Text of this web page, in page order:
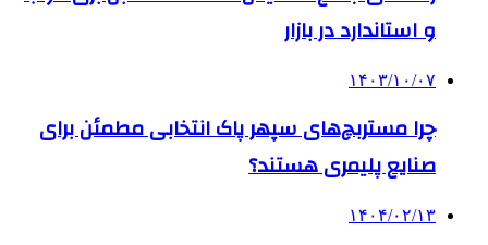
و استاندارد در بازار
۱۴۰۳/۱۰/۰۷
چرا مستربچ‌های سپهر پاک انتخابی مطمئن برای
صنایع پلیمری هستند؟
۱۴۰۴/۰۲/۱۳